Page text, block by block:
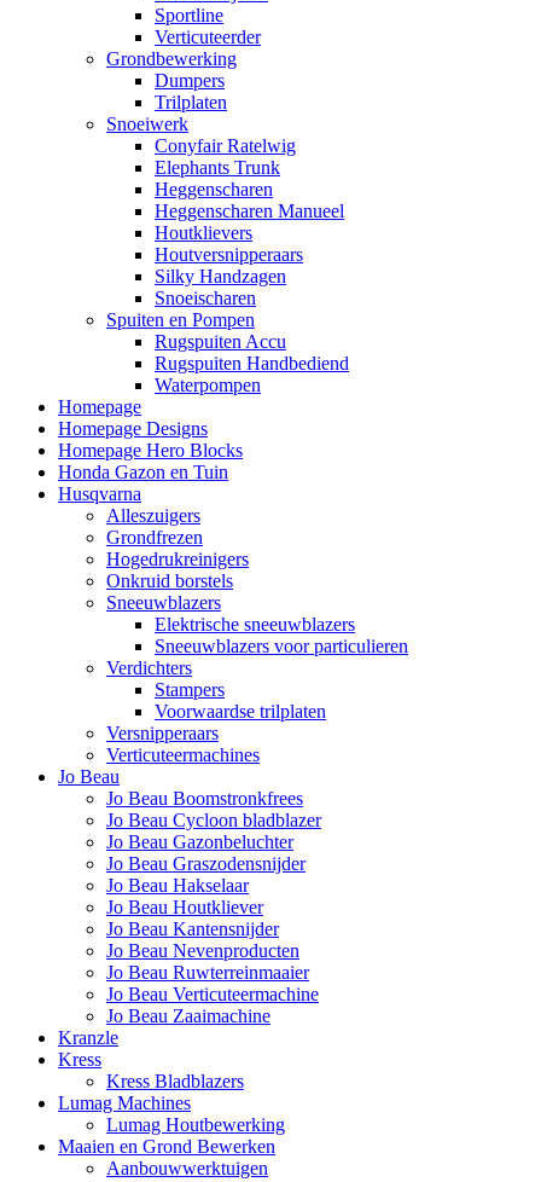
Sportline
Verticuteerder
Grondbewerking
Dumpers
Trilplaten
Snoeiwerk
Conyfair Ratelwig
Elephants Trunk
Heggenscharen
Heggenscharen Manueel
Houtklievers
Houtversnipperaars
Silky Handzagen
Snoeischaren
Spuiten en Pompen
Rugspuiten Accu
Rugspuiten Handbediend
Waterpompen
Homepage
Homepage Designs
Homepage Hero Blocks
Honda Gazon en Tuin
Husqvarna
Alleszuigers
Grondfrezen
Hogedrukreinigers
Onkruid borstels
Sneeuwblazers
Elektrische sneeuwblazers
Sneeuwblazers voor particulieren
Verdichters
Stampers
Voorwaardse trilplaten
Versnipperaars
Verticuteermachines
Jo Beau
Jo Beau Boomstronkfrees
Jo Beau Cycloon bladblazer
Jo Beau Gazonbeluchter
Jo Beau Graszodensnijder
Jo Beau Hakselaar
Jo Beau Houtkliever
Jo Beau Kantensnijder
Jo Beau Nevenproducten
Jo Beau Ruwterreinmaaier
Jo Beau Verticuteermachine
Jo Beau Zaaimachine
Kranzle
Kress
Kress Bladblazers
Lumag Machines
Lumag Houtbewerking
Maaien en Grond Bewerken
Aanbouwwerktuigen